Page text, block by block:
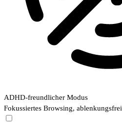
ADHD-freundlicher Modus
Fokussiertes Browsing, ablenkungsfrei